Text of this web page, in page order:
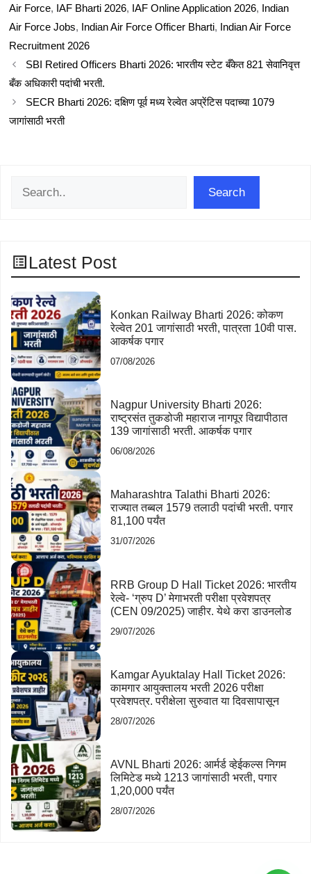
Air Force, IAF Bharti 2026, IAF Online Application 2026, Indian
Air Force Jobs, Indian Air Force Officer Bharti, Indian Air Force
Recruitment 2026
SBI Retired Officers Bharti 2026: भारतीय स्टेट बँकेत 821 सेवानिवृत्त
बँक अधिकारी पदांची भरती.
SECR Bharti 2026: दक्षिण पूर्व मध्य रेल्वेत अप्रेंटिस पदाच्या 1079
जागांसाठी भरती
Search
Latest Post
Konkan Railway Bharti 2026: कोकण
रेल्वेत 201 जागांसाठी भरती, पात्रता 10वी पास.
आकर्षक पगार
07/08/2026
Nagpur University Bharti 2026:
राष्ट्रसंत तुकडोजी महाराज नागपूर विद्यापीठात
139 जागांसाठी भरती. आकर्षक पगार
06/08/2026
Maharashtra Talathi Bharti 2026:
राज्यात तब्बल 1579 तलाठी पदांची भरती. पगार
81,100 पर्यंत
31/07/2026
RRB Group D Hall Ticket 2026: भारतीय
रेल्वे- ‘ग्रुप D’ मेगाभरती परीक्षा प्रवेशपत्र
(CEN 09/2025) जाहीर. येथे करा डाउनलोड
29/07/2026
Kamgar Ayuktalay Hall Ticket 2026:
कामगार आयुक्तालय भरती 2026 परीक्षा
प्रवेशपत्र. परीक्षेला सुरुवात या दिवसापासून
28/07/2026
AVNL Bharti 2026: आर्मर्ड व्हेईकल्स निगम
लिमिटेड मध्ये 1213 जागांसाठी भरती, पगार
1,20,000 पर्यंत
28/07/2026